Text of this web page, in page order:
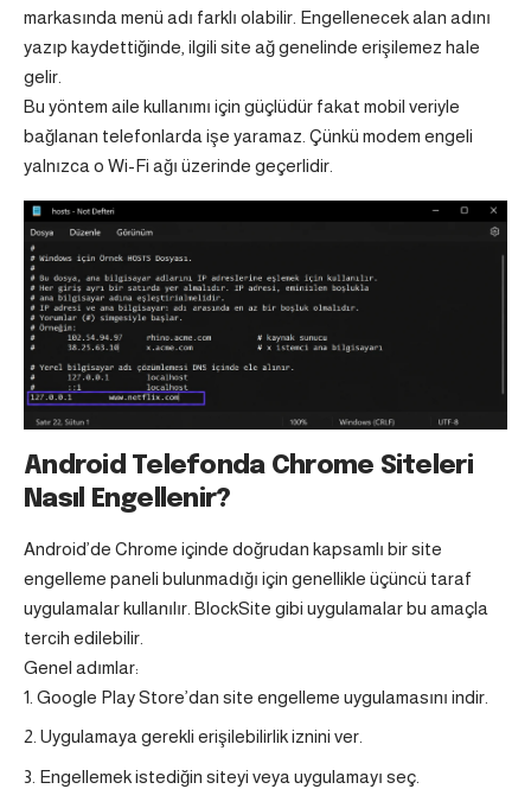
markasında menü adı farklı olabilir. Engellenecek alan adını
yazıp kaydettiğinde, ilgili site ağ genelinde erişilemez hale
gelir.
Bu yöntem aile kullanımı için güçlüdür fakat mobil veriyle
bağlanan telefonlarda işe yaramaz. Çünkü modem engeli
yalnızca o Wi-Fi ağı üzerinde geçerlidir.
Android Telefonda Chrome Siteleri
Nasıl Engellenir?
Android’de Chrome içinde doğrudan kapsamlı bir site
engelleme paneli bulunmadığı için genellikle üçüncü taraf
uygulamalar kullanılır. BlockSite gibi uygulamalar bu amaçla
tercih edilebilir.
Genel adımlar:
Google Play Store’dan site engelleme uygulamasını indir.
Uygulamaya gerekli erişilebilirlik iznini ver.
Engellemek istediğin siteyi veya uygulamayı seç.